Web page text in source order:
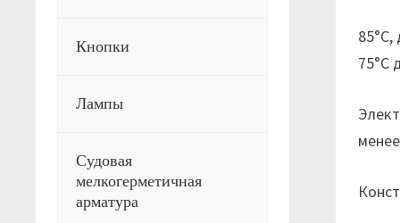
75°С
Кнопки
Лампы
Судовая
мелкогерметичная
арматура